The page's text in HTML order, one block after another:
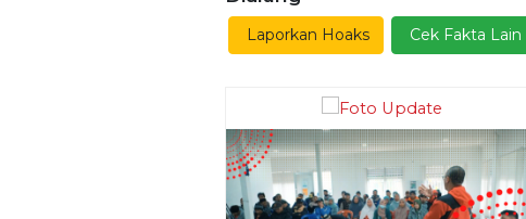
Ekoran Serikat News, Edisi
Kamis 9 November 2023